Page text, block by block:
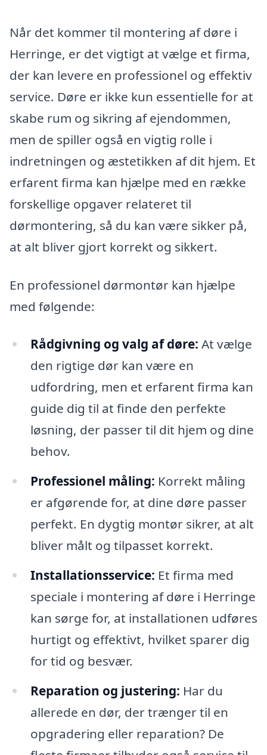
Når det kommer til montering af døre i
Herringe, er det vigtigt at vælge et firma,
der kan levere en professionel og effektiv
service. Døre er ikke kun essentielle for at
skabe rum og sikring af ejendommen,
men de spiller også en vigtig rolle i
indretningen og æstetikken af dit hjem. Et
erfarent firma kan hjælpe med en række
forskellige opgaver relateret til
dørmontering, så du kan være sikker på,
at alt bliver gjort korrekt og sikkert.
En professionel dørmontør kan hjælpe
med følgende:
Rådgivning og valg af døre: At vælge
den rigtige dør kan være en
udfordring, men et erfarent firma kan
guide dig til at finde den perfekte
løsning, der passer til dit hjem og dine
behov.
Professionel måling: Korrekt måling
er afgørende for, at dine døre passer
perfekt. En dygtig montør sikrer, at alt
bliver målt og tilpasset korrekt.
Installationsservice: Et firma med
speciale i montering af døre i Herringe
kan sørge for, at installationen udføres
hurtigt og effektivt, hvilket sparer dig
for tid og besvær.
Reparation og justering: Har du
allerede en dør, der trænger til en
opgradering eller reparation? De